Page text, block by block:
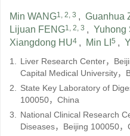
Min WANG1, 2, 3 , Guanhua
Lijuan FENG1, 2, 3 , Yuhong
Xiangdong HU4 , Min LI 5 ,
1. Liver Research Center，
Capital Medical University，
2. State Key Laboratory of
100050，China
3. National Clinical Research
Diseases，Beijing 100050，